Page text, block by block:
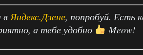
в Яндекс.Дзене, попробуй. Есть
а тебе удобно
Meow!